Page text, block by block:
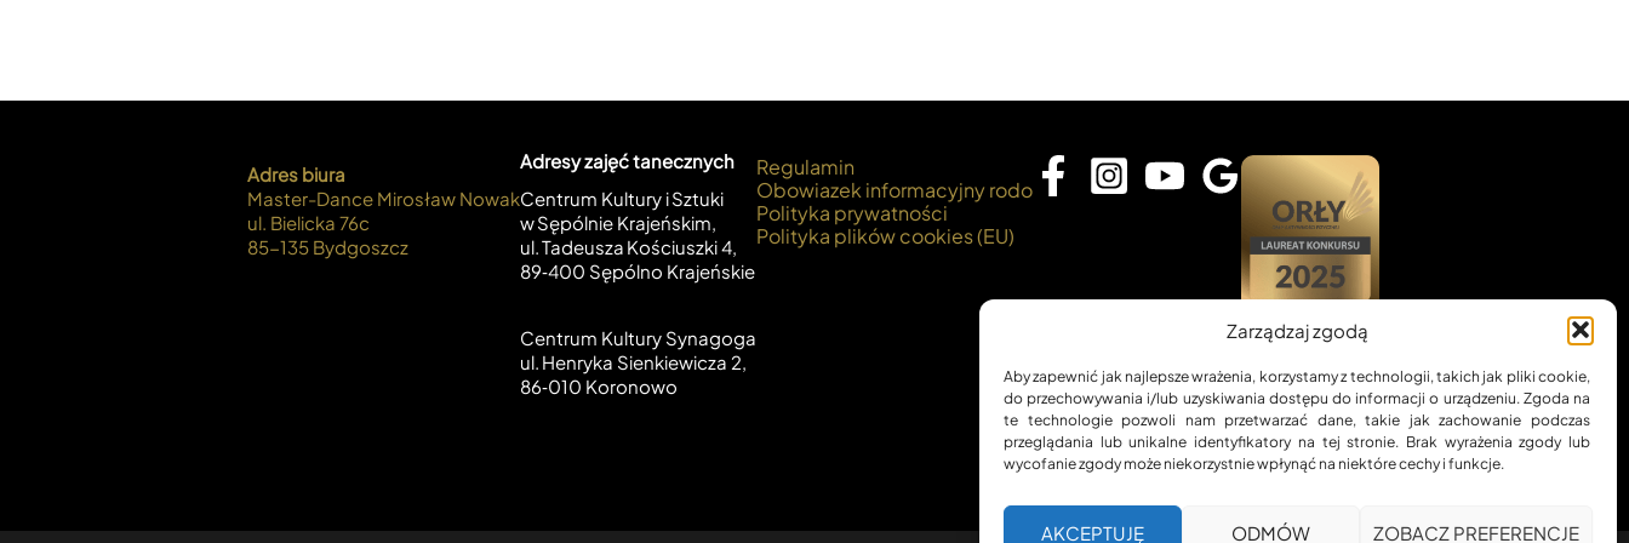
Zarządzaj zgodą
Aby zapewnić jak najlepsze wrażenia, korzystamy z technologii, takich jak pliki cookie,
do przechowywania i/lub uzyskiwania dostępu do informacji o urządzeniu. Zgoda na
te technologie pozwoli nam przetwarzać dane, takie jak zachowanie podczas
przeglądania lub unikalne identyfikatory na tej stronie. Brak wyrażenia zgody lub
wycofanie zgody może niekorzystnie wpłynąć na niektóre cechy i funkcje.
AKCEPTUJĘ ODMÓW ZOBACZ PREFERENCJE
Adres biura
Master-Dance Mirosław Nowak
ul. Bielicka 76c
85-135 Bydgoszcz
Adresy zajęć tanecznych
Centrum Kultury i Sztuki
w Sępólnie Krajeńskim,
ul. Tadeusza Kościuszki 4,
89‑400 Sępólno Krajeńskie
Centrum Kultury Synagoga
ul. Henryka Sienkiewicza 2,
86‑010 Koronowo
Regulamin
Obowiazek informacyjny rodo
Polityka prywatności
Polityka plików cookies (EU)